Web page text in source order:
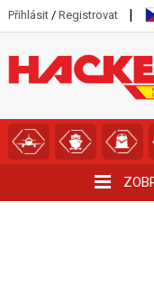
Přihlásit / Registrovat |